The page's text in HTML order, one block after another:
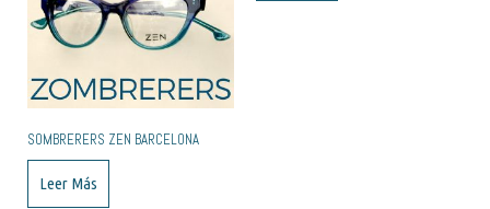
SOMBRERERS ZEN BARCELONA
Leer Más